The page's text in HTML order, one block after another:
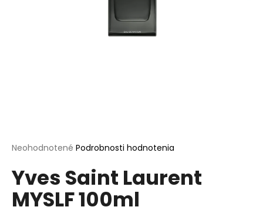
Priemerné
produktu
je
0,0
Neohodnotené Podrobnosti hodnotenia
Yves Saint Laurent
MYSLF 100ml
O
d